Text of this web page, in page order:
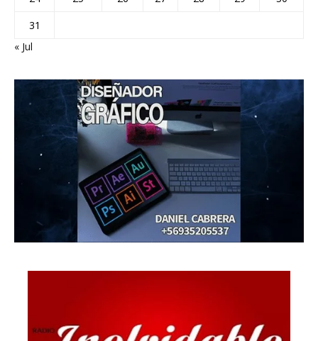
31
« Jul